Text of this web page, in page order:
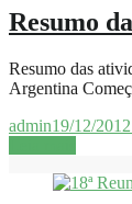
Resumo
Resumo das
Argentina
admin19/12/2012